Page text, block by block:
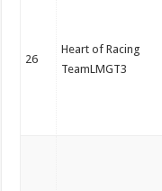
26
Heart of Racing
TeamLMGT3